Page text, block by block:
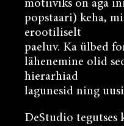
motiiviks on aga
popstaari) keha,
erootiliselt
paeluv. Ka ülbed
lähenemine olid
hierarhiad
lagunesid ning
DeStudio tegutses